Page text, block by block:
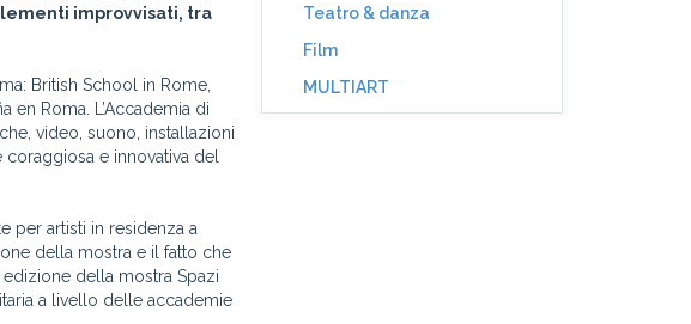
improvvisati, tra
British School in Rome,
en Roma. L’Accademia di
video, suono, installazioni
e innovativa del
per artisti in residenza a
della mostra e il fatto che
della mostra Spazi
a livello delle accademie
Teatro & danza
Film
MULTIART